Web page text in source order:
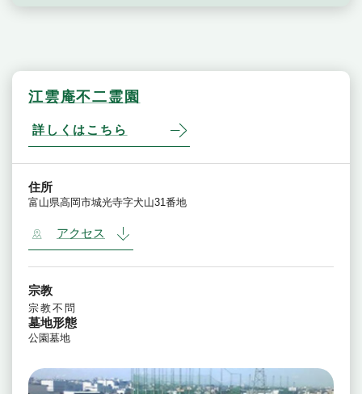
江雲庵不二霊園
詳しくはこちら
住所
富山県高岡市城光寺字犬山31番地
アクセス
宗教
宗教不問
墓地形態
公園墓地